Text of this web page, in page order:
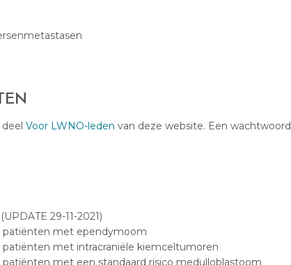
Voor LWNO-leden van deze website. Een wachtwoord
29-11-2021)
patiënten met ependymoom
met intracraniële kiemceltumoren
met een standaard risico medulloblastoom